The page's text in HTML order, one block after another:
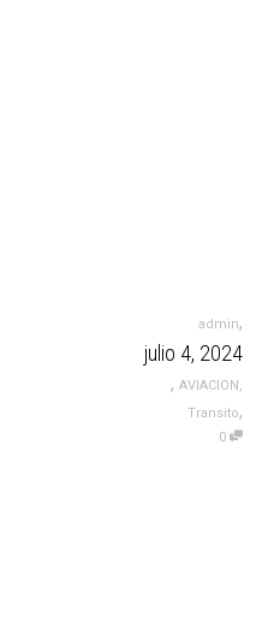
admin,
julio 4, 2024
, AVIACION,
Transito,
0